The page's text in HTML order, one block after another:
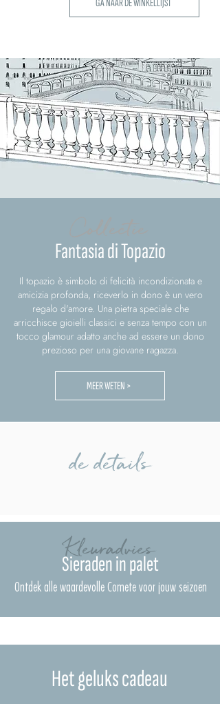
GA NAAR DE WINKELLIJST
Fantasia di Topazio
Il topazio è simbolo di felicità incondizionata e
amicizia profonda, riceverlo in dono è un vero
regalo d'amore. Una pietra speciale che
arricchisce gioielli classici e senza tempo con un
tocco glamour adatto anche ad essere un dono
prezioso per una giovane ragazza.
MEER WETEN >
de details
Kleuradvies
Sieraden in palet
Ontdek alle waardevolle Comete voor jouw seizoen
Het geluks cadeau